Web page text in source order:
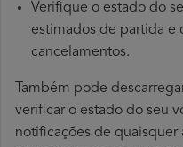
Verifique o estado do
estimados de partida e
cancelamentos.
Também pode
verificar o estado do seu
notificações de quaisquer